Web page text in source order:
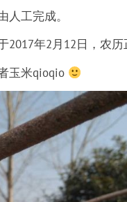
工完成。
年2月12日，农历
玉米qioqio